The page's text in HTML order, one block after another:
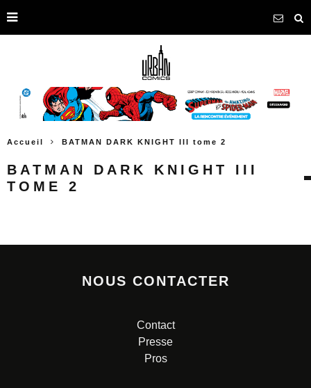
Accueil BATMAN DARK KNIGHT III tome 2
BATMAN DARK KNIGHT III
TOME 2
NOUS CONTACTER
Contact
Presse
Pros